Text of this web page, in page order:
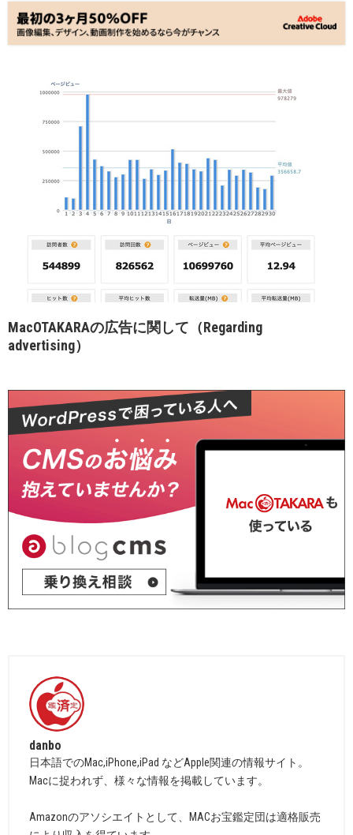
MacOTAKARAの広告に関して（Regarding
advertising）
danbo
日本語でのMac,iPhone,iPad などApple関連の情報サイト。
Macに捉われず、様々な情報を掲載しています。
Amazonのアソシエイトとして、MACお宝鑑定団は適格販売